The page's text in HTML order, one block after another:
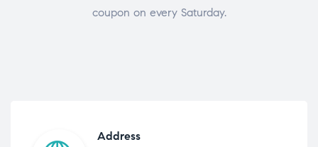
coupon on every Saturday.
Address